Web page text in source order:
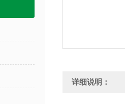
详细说明：